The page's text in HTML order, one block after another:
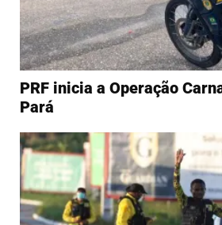
PRF inicia a Operação
Pará